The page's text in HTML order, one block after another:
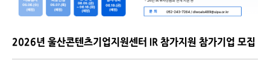
2026년 울산콘텐츠기업지원센터 IR 참가지원 참가기업 모집